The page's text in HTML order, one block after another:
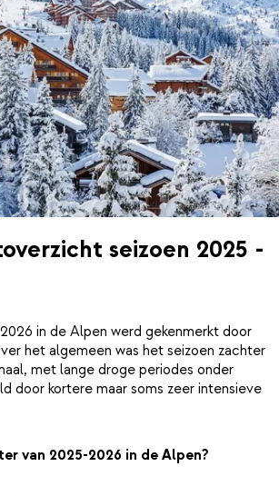
seizoen 2025 -
in de Alpen werd gekenmerkt door
het algemeen was het seizoen zachter
met lange droge periodes onder
door kortere maar soms zeer intensieve
van 2025-2026 in de Alpen?